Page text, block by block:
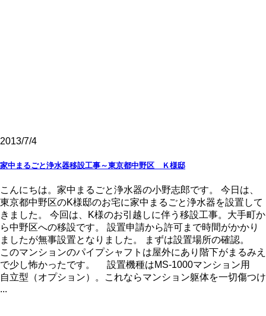
2013/7/4
家中まるごと浄水器移設工事～東京都中野区 Ｋ様邸
こんにちは。家中まるごと浄水器の小野志郎です。 今日は、
東京都中野区のK様邸のお宅に家中まるごと浄水器を設置して
きました。 今回は、K様のお引越しに伴う移設工事。大手町か
ら中野区への移設です。 設置申請から許可まで時間がかかり
ましたが無事設置となりました。 まずは設置場所の確認。
このマンションのパイプシャフトは屋外にあり階下がまるみえ
で少し怖かったです。 設置機種はMS-1000マンション用
自立型（オプション）。これならマンション躯体を一切傷つけ
...